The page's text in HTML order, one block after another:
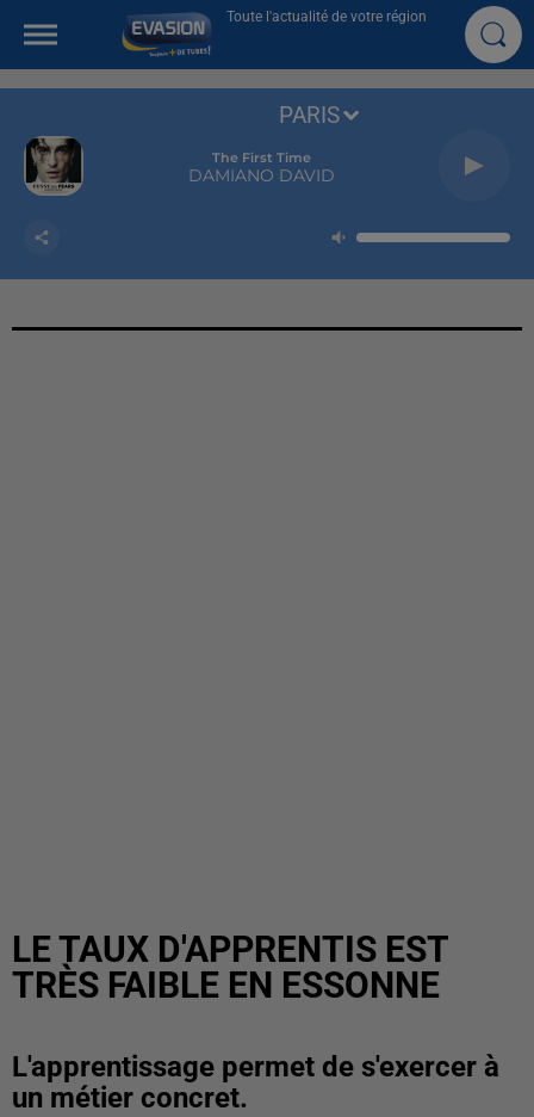
Toute l'actualité de votre région
The First Time
DAMIANO DAVID
PARIS
LE TAUX D'APPRENTIS EST
TRÈS FAIBLE EN ESSONNE
L'apprentissage permet de s'exercer à
un métier concret.